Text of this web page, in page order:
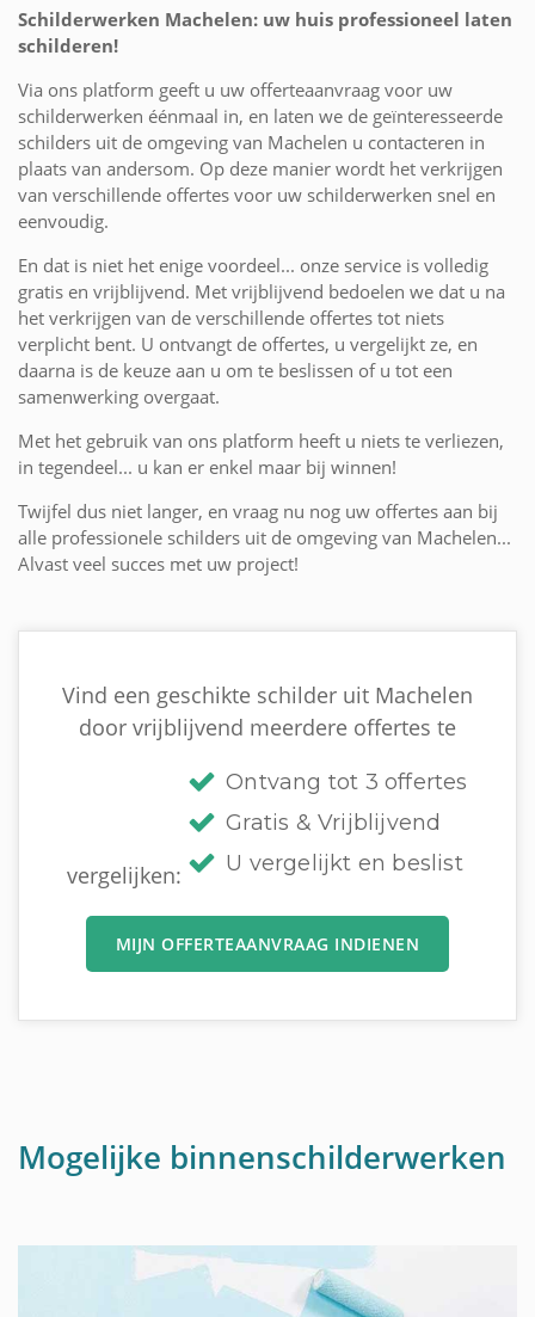
Schilderwerken Machelen: uw huis professioneel laten
schilderen!
Via ons platform geeft u uw offerteaanvraag voor uw
schilderwerken éénmaal in, en laten we de geïnteresseerde
schilders uit de omgeving van Machelen u contacteren in
plaats van andersom. Op deze manier wordt het verkrijgen
van verschillende offertes voor uw schilderwerken snel en
eenvoudig.
En dat is niet het enige voordeel... onze service is volledig
gratis en vrijblijvend. Met vrijblijvend bedoelen we dat u na
het verkrijgen van de verschillende offertes tot niets
verplicht bent. U ontvangt de offertes, u vergelijkt ze, en
daarna is de keuze aan u om te beslissen of u tot een
samenwerking overgaat.
Met het gebruik van ons platform heeft u niets te verliezen,
in tegendeel... u kan er enkel maar bij winnen!
Twijfel dus niet langer, en vraag nu nog uw offertes aan bij
alle professionele schilders uit de omgeving van Machelen...
Alvast veel succes met uw project!
Vind een geschikte schilder uit Machelen
door vrijblijvend meerdere offertes te
vergelijken:
Ontvang tot 3 offertes
Gratis & Vrijblijvend
U vergelijkt en beslist
MIJN OFFERTEAANVRAAG INDIENEN
Mogelijke binnenschilderwerken